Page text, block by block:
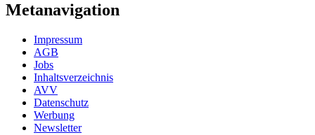
Metanavigation
Impressum
AGB
Jobs
Inhaltsverzeichnis
AVV
Datenschutz
Werbung
Newsletter